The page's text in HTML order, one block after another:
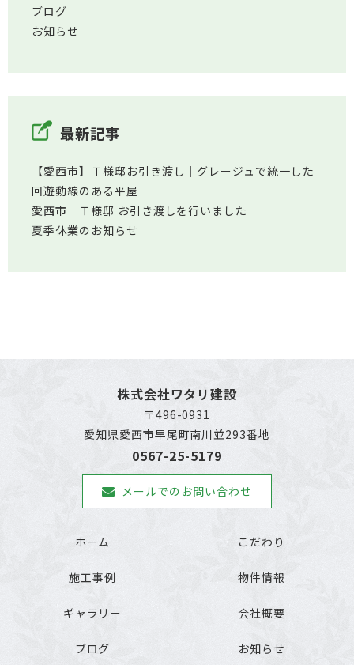
ブログ
お知らせ
最新記事
【愛西市】Ｔ様邸お引き渡し｜グレージュで統一した
回遊動線のある平屋
愛西市│Ｔ様邸 お引き渡しを行いました
夏季休業のお知らせ
株式会社ワタリ建設
〒496-0931
愛知県愛西市早尾町南川並293番地
0567-25-5179
メールでのお問い合わせ
ホーム こだわり
施工事例 物件情報
ギャラリー 会社概要
ブログ お知らせ